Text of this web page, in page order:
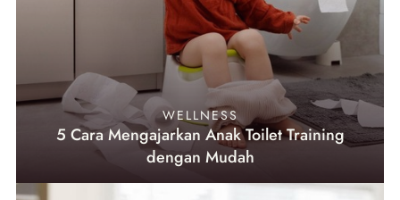
WELLNESS
5 Cara Mengajarkan Anak Toilet Training
dengan Mudah